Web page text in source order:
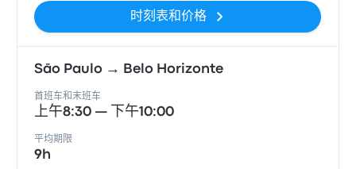
时刻表和价格
São Paulo → Belo Horizonte
首班车和末班车
上午8:30 — 下午10:00
平均期限
9h